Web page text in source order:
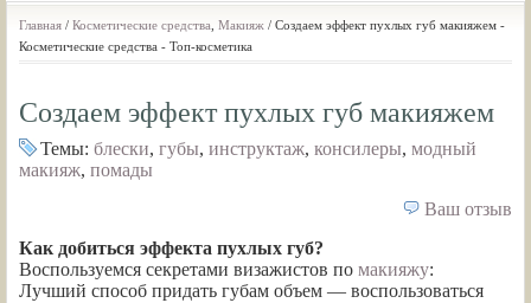
Главная / Косметические средства Макияж / Создаем эффект пухлых губ макияжем -
Косметические средства - Топ-косметика
Создаем эффект пухлых губ макияжем
Темы: блески, губы, инструктаж, консилеры, модный
макияж, помады
Ваш отзыв
Как добиться эффекта пухлых губ?
Воспользуемся секретами визажистов по макияжу:
Лучший способ придать губам объем — воспользоваться